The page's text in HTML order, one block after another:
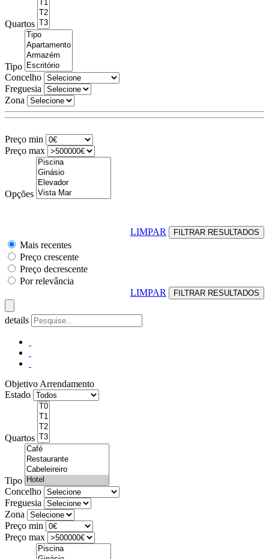
Quartos
Tipo
Concelho
Freguesia
Zona
Preço min
Preço max
Opções
LIMPAR
Mais recentes
Preço crescente
Preço decrescente
Por relevância
LIMPAR
details
Objetivo Arrendamento
Estado
Quartos
Tipo
Concelho
Freguesia
Zona
Preço min
Preço max